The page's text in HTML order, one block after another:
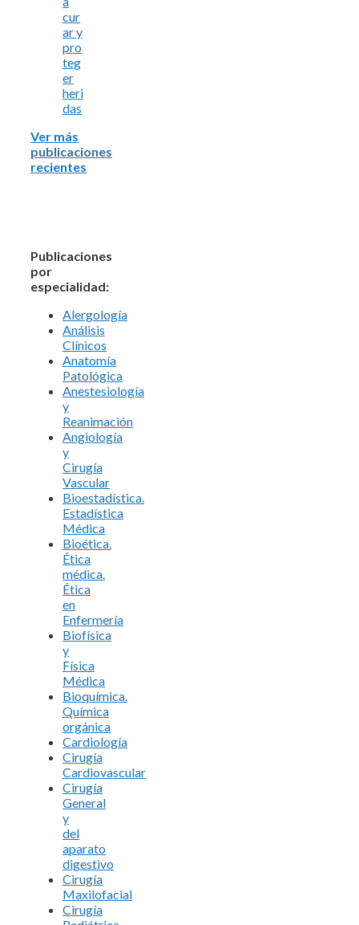
cur
ar y
pro
teg
er
heri
das
Ver más
publicaciones
recientes
Publicaciones
por
especialidad:
Alergología
Análisis
Clínicos
Anatomía
Patológica
Anestesiología
y
Reanimación
Angiología
y
Cirugía
Vascular
Bioestadística.
Estadística
Médica
Bioética.
Ética
médica.
Ética
en
Enfermería
Biofísica
y
Física
Médica
Bioquímica.
Química
orgánica
Cardiología
Cirugía
Cardiovascular
Cirugía
General
y
del
aparato
digestivo
Cirugía
Maxilofacial
Cirugía